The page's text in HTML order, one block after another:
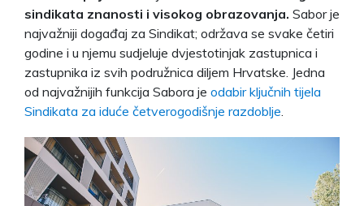
sindikata znanosti i visokog obrazovanja. Sabor je
najvažniji događaj za Sindikat; održava se svake četiri
godine i u njemu sudjeluje dvjestotinjak zastupnica i
zastupnika iz svih podružnica diljem Hrvatske. Jedna
od najvažnijih funkcija Sabora je odabir ključnih tijela
Sindikata za iduće četverogodišnje razdoblje